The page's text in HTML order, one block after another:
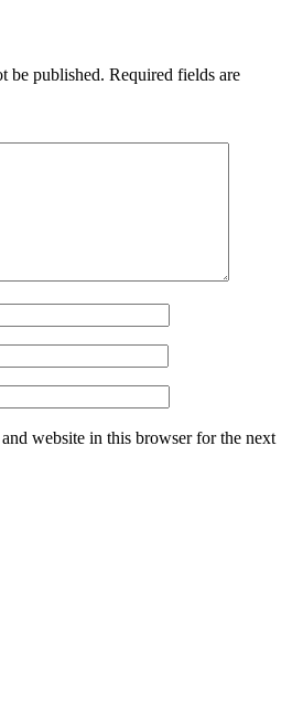
be published. Required fields are
website in this browser for the next